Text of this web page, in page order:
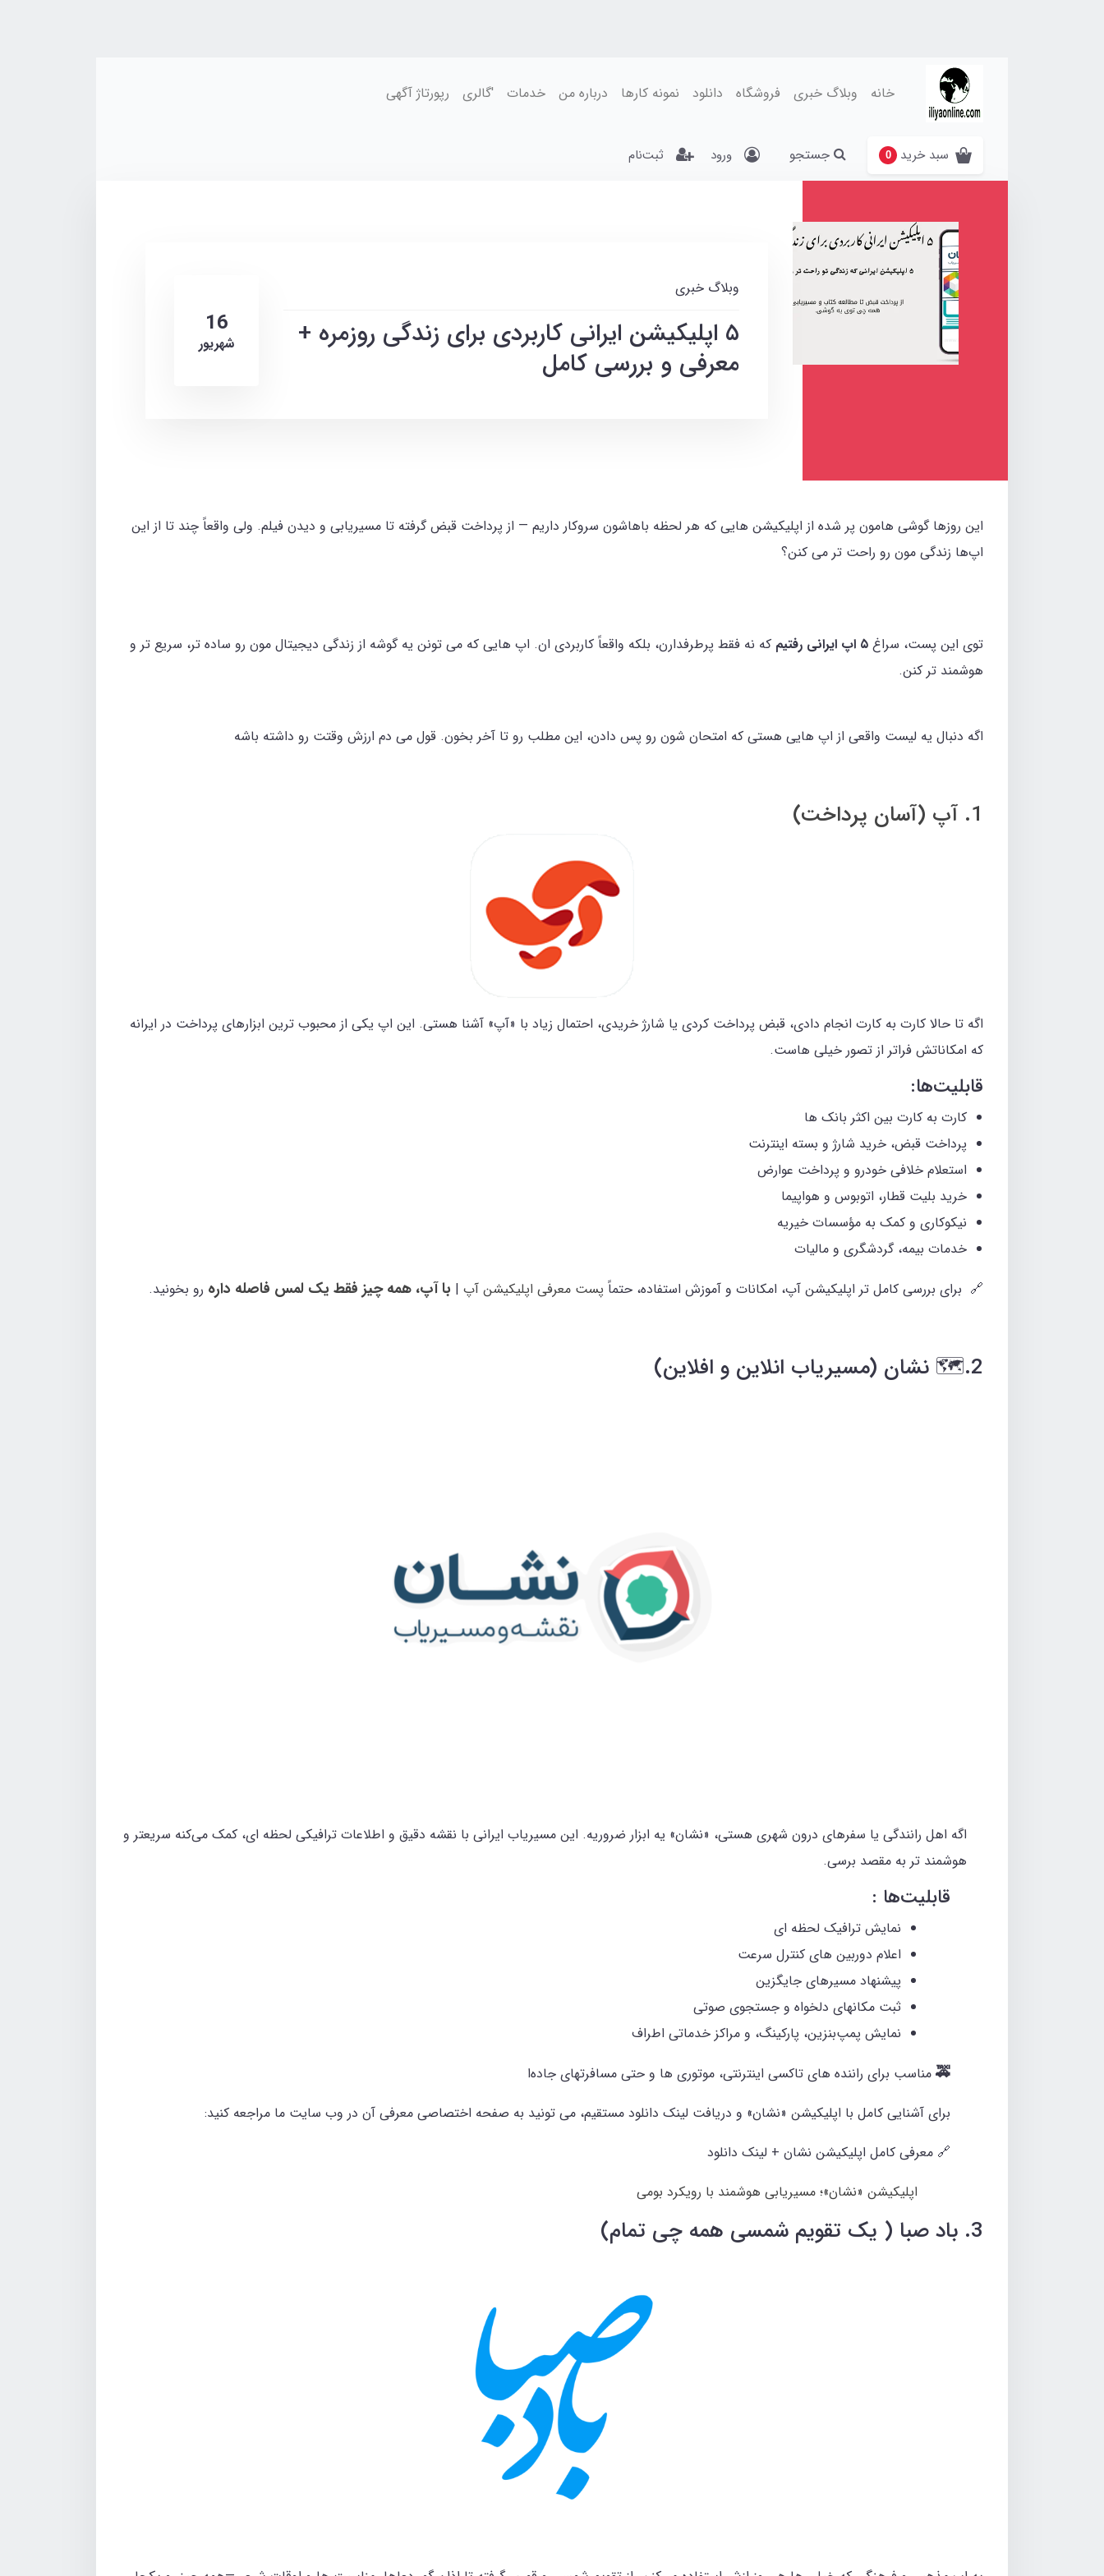
خانه وبلاگ خبری فروشگاه دانلود نمونه کارها درباره من خدمات 'گالری رپورتاژ آگهی
سبد خرید 0 جستجو ورود ثبت‌نام
وبلاگ خبری
۵ اپلیکیشن ایرانی کاربردی برای زندگی روزمره +
معرفی و بررسی کامل
16
شهریور
این روزها گوشی هامون پر شده از اپلیکیشن‌ هایی که هر لحظه باهاشون سروکار داریم — از پرداخت قبض گرفته تا مسیریابی و دیدن فیلم. ولی واقعاً چند تا از این
اپ‌ها زندگی‌ مون رو راحت تر می‌ کنن؟
توی این پست، سراغ ۵ اپ ایرانی رفتیم
که نه فقط پرطرفدارن، بلکه واقعاً کاربردی‌ ان. اپ هایی که می‌ تونن یه گوشه از زندگی دیجیتال‌ مون رو ساده‌ تر، سریع‌ تر و
هوشمند تر کنن.
اگه دنبال یه لیست واقعی از اپ‌ هایی هستی که امتحان‌ شون رو پس دادن، این مطلب رو تا آخر بخون. قول می دم ارزش وقتت رو داشته باشه
1. آپ (آسان پرداخت)
اگه تا حالا کارت‌ به‌ کارت انجام دادی، قبض پرداخت کردی یا شارژ خریدی، احتمال زیاد با «آپ» آشنا هستی. این اپ یکی از محبوب‌ ترین ابزارهای پرداخت در ایرانه
که امکاناتش فراتر از تصور خیلی‌ هاست.
قابلیت‌ها:
کارت‌ به‌ کارت بین اکثر بانک‌ ها
پرداخت قبض، خرید شارژ و بسته اینترنت
استعلام خلافی خودرو و پرداخت عوارض
خرید بلیت قطار، اتوبوس و هواپیما
نیکوکاری و کمک به مؤسسات خیریه
خدمات بیمه، گردشگری و مالیات
🔗 برای بررسی کامل تر اپلیکیشن آپ، امکانات و آموزش استفاده، حتماً پست معرفی اپلیکیشن آپ | با آپ، همه چیز فقط یک لمس فاصله داره رو بخونید.
2.🗺️ نشان (مسیریاب انلاین و افلاین)
اگه اهل رانندگی یا سفرهای درون شهری هستی، «نشان» یه ابزار ضروریه. این مسیریاب ایرانی با نقشه دقیق و اطلاعات ترافیکی لحظه ای، کمک می‌کنه سریعتر و
هوشمند تر به مقصد برسی.
قابلیت‌ها :
نمایش ترافیک لحظه ای
اعلام دوربین های کنترل سرعت
پیشنهاد مسیرهای جایگزین
ثبت مکانهای دلخواه و جستجوی صوتی
نمایش پمپ‌بنزین، پارکینگ، و مراکز خدماتی اطراف
🚕 مناسب برای راننده های تاکسی اینترنتی، موتوری ها و حتی مسافرتهای جاده‌ا
برای آشنایی کامل با اپلیکیشن «نشان» و دریافت لینک دانلود مستقیم، می‌ تونید به صفحه اختصاصی معرفی آن در وب‌ سایت ما مراجعه کنید:
🔗 معرفی کامل اپلیکیشن نشان + لینک دانلود
اپلیکیشن «نشان»؛ مسیریابی هوشمند با رویکرد بومی
3. باد صبا ( یک تقویم شمسی همه چی تمام)